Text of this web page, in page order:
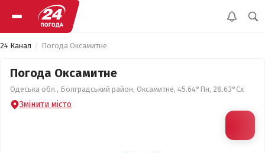
24 Канал Погода Оксамитне
Погода Оксамитне
Одеська обл., Болградський район, Оксамитне, 45.64°Пн, 28.63°Сх
Змінити місто